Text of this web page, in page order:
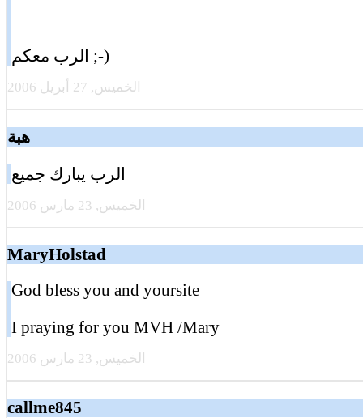
الرب معكم ;-)
الخميس, 27 أبريل 2006
هبة
الرب يبارك جميع
الخميس, 23 مارس 2006
MaryHolstad
God bless you and yoursite
I praying for you MVH /Mary
الخميس, 23 مارس 2006
callme845